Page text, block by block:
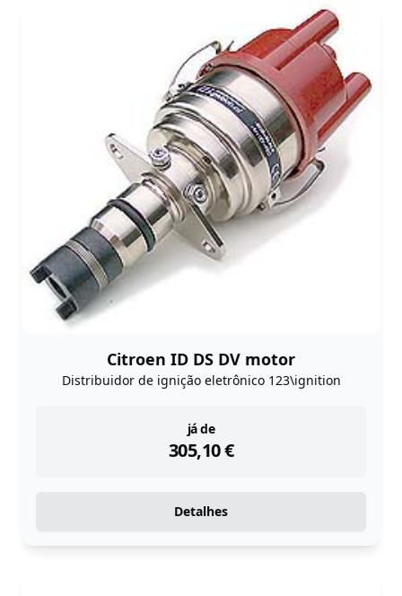
Citroen ID DS DV motor
Distribuidor de ignição eletrônico 123\ignition
já de
305,10€
instock
Detalhes